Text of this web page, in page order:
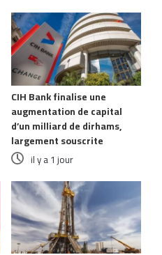
CIH Bank finalise une
augmentation de capital
d’un milliard de dirhams,
largement souscrite
il y a 1 jour